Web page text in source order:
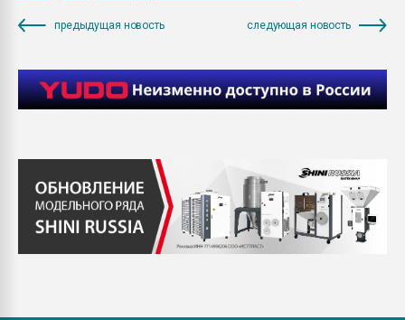
предыдущая новость следующая новость